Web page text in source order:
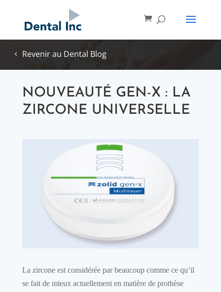
Revenir au Dental Blog
NOUVEAUTÉ GEN-X : LA
ZIRCONE UNIVERSELLE
La zircone est considérée par beaucoup comme ce qu’il
se fait de mieux actuellement en matière de prothèse